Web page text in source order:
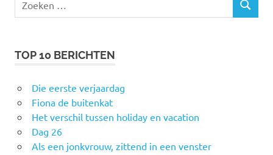
naar:
ZOEKEN
TOP 10 BERICHTEN
Die eerste verjaardag
Fiona de buitenkat
Het verschil tussen holiday en vacation
Dag 26
Als een jonkvrouw, zittend in een venster